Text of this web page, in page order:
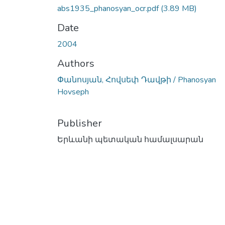
abs1935_phanosyan_ocr.pdf(3.89 MB)
Date
2004
Authors
Փանոսյան, Հովսեփ Դավթի / Phanosyan
Hovseph
Publisher
Երևանի պետական համալսարան